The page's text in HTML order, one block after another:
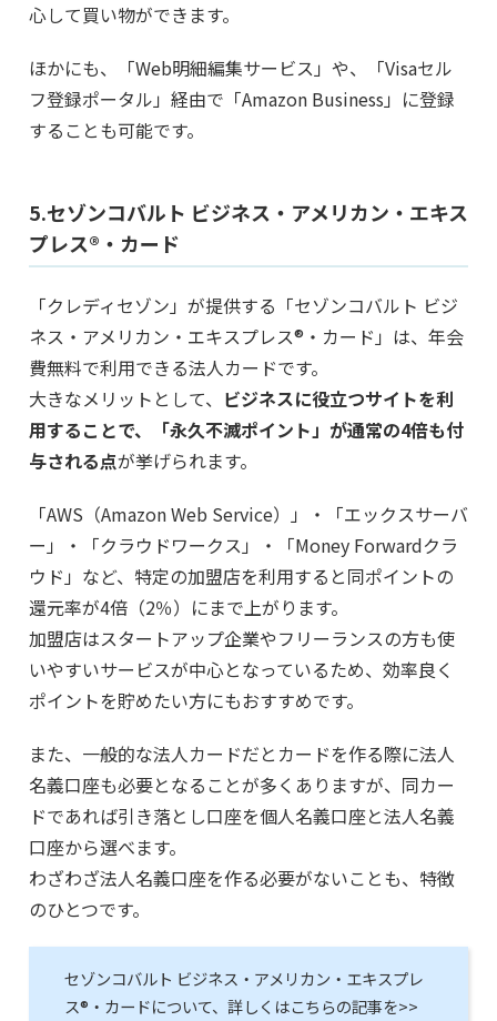
心して買い物ができます。
ほかにも、「Web明細編集サービス」や、「Visaセル
フ登録ポータル」経由で「Amazon Business」に登録
することも可能です。
5.セゾンコバルト ビジネス・アメリカン・エキス
プレス®・カード
「クレディセゾン」が提供する「セゾンコバルト ビジ
ネス・アメリカン・エキスプレス®・カード」は、年会
費無料で利用できる法人カードです。
大きなメリットとして、 ビジネスに役立つサイトを利
用することで、「永久不滅ポイント」が通常の4倍も付
与される点が挙げられます。
「AWS（Amazon Web Service）」・「エックスサーバ
ー」・「クラウドワークス」・「Money Forwardクラ
ウド」など、特定の加盟店を利用すると同ポイントの
還元率が4倍（2％）にまで上がります。
加盟店はスタートアップ企業やフリーランスの方も使
いやすいサービスが中心となっているため、効率良く
ポイントを貯めたい方にもおすすめです。
また、一般的な法人カードだとカードを作る際に法人
名義口座も必要となることが多くありますが、同カー
ドであれば引き落とし口座を個人名義口座と法人名義
口座から選べます。
わざわざ法人名義口座を作る必要がないことも、特徴
のひとつです。
セゾンコバルト ビジネス・アメリカン・エキスプレ
ス®・カードについて、詳しくはこちらの記事を>>